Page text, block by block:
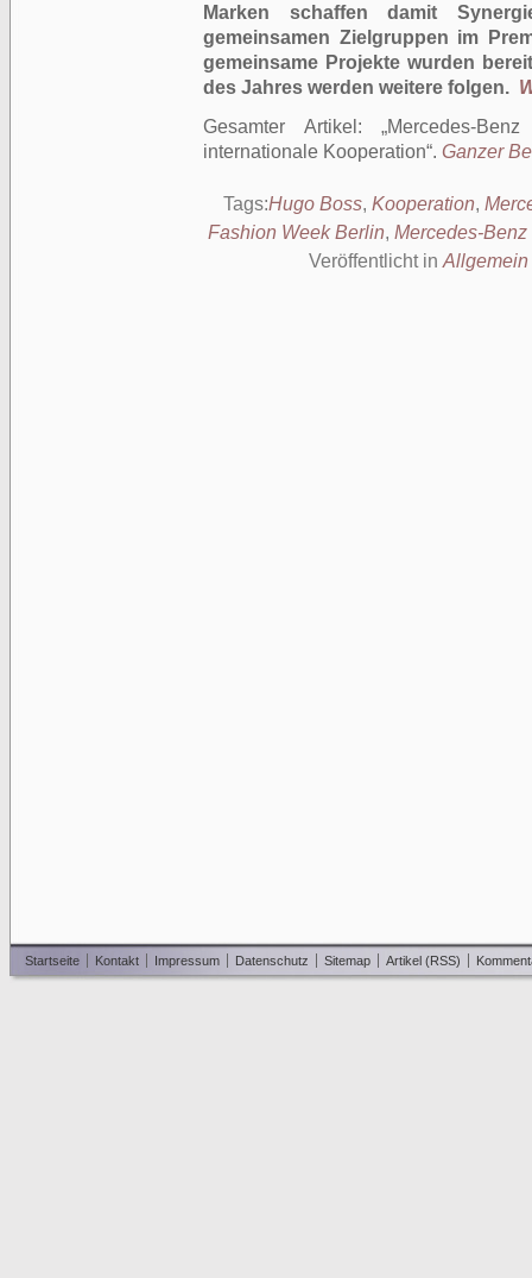
Marken schaffen damit
gemeinsamen Zielgruppen im
gemeinsame Projekte wurden
des Jahres werden weitere folgen.
Gesamter Artikel: Mercedes-
internationale Kooperation . Ganzer
Tags:Hugo Boss, Kooperation,
Fashion Week Berlin, Mercedes-
Veröffentlicht in Allgemein
Startseite Kontakt Impressum Datenschutz Sitemap Artikel (RSS)